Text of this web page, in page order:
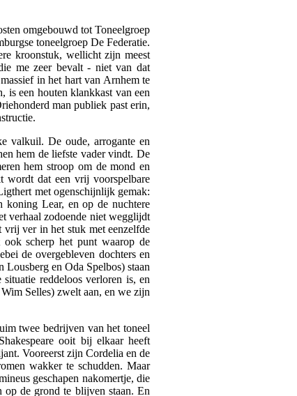
omgebouwd tot Toneelgroep
toneelgroep De Federatie.
kroonstuk, wellicht zijn meest
me zeer bevalt - niet van dat
in het hart van Arnhem te
is een houten klankkast van een
man publiek past erin,
valkuil. De oude, arrogante en
hem de liefste vader vindt. De
hem stroop om de mond en
wordt dat een vrij voorspelbare
met ogenschijnlijk gemak:
koning Lear, en op de nuchtere
verhaal zodoende niet wegglijdt
vrij ver in het stuk met eenzelfde
ook scherp het punt waarop de
de overgebleven dochters en
en Oda Spelbos) staan
reddeloos verloren is, en
Selles) zwelt aan, en we zijn
twee bedrijven van het toneel
ooit bij elkaar heeft
Vooreerst zijn Cordelia en de
wakker te schudden. Maar
geschapen nakomertje, die
op de grond te blijven staan. En